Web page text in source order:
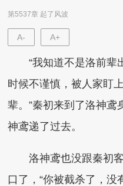
第5537章 起了风波
A- A+
“我知道不是洛前辈
时候不谨慎，被人家盯
辈。”秦初来到了洛神鸢
神鸢递了过去。
洛神鸢也没跟秦初
口了，“你被截杀了，没